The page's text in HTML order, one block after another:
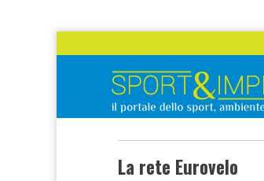
La rete Eurovelo